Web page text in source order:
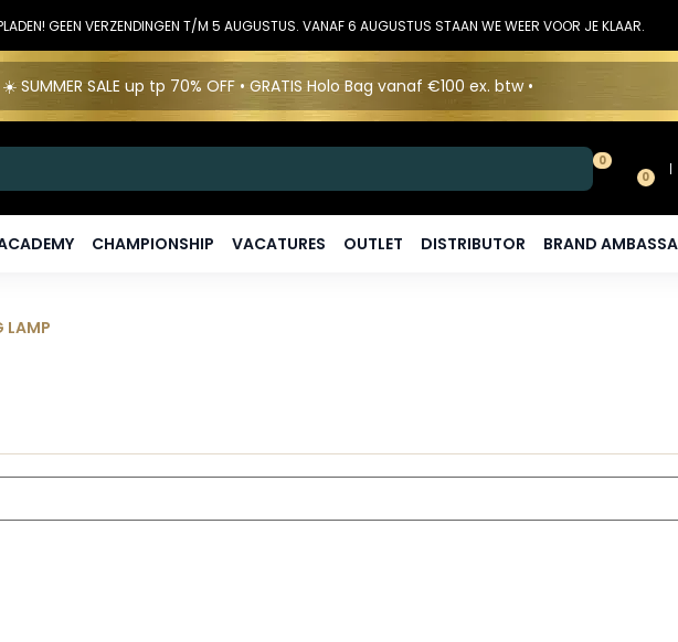
GEEN VERZENDINGEN T/M 5 AUGUSTUS. VANAF 6 AUGUSTUS STAAN WE WEER VOOR JE KLAAR.
☀️ SUMMER SALE up tp 70% OFF • GRATIS Holo Bag vanaf €100 ex. btw •
0
0
CHAMPIONSHIP VACATURES OUTLET DISTRIBUTOR BRAND
LAMP